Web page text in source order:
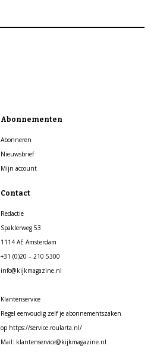
Abonnementen
Abonneren
Nieuwsbrief
Mijn account
Contact
Redactie
Spaklerweg 53
1114 AE Amsterdam
+31 (0)20 – 210 5300
info@kijkmagazine.nl
Klantenservice
Regel eenvoudig zelf je abonnementszaken
op https://service.roularta.nl/
Mail: klantenservice@kijkmagazine.nl